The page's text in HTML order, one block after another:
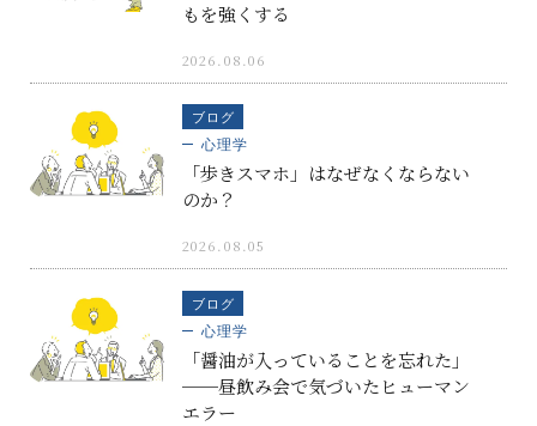
もを強くする
2026.08.06
ブログ
心理学
「歩きスマホ」はなぜなくならない
のか？
2026.08.05
ブログ
心理学
「醤油が入っていることを忘れた」
──昼飲み会で気づいたヒューマン
エラー